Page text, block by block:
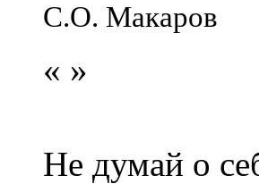
С.О. Макаров
« »
Не думай о